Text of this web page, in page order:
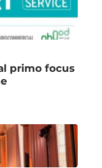
primo focus